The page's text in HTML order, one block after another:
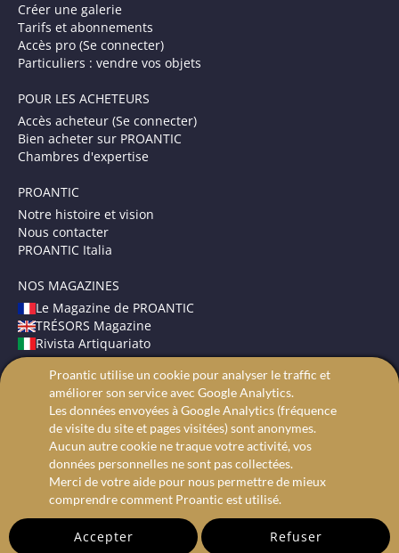
Créer une galerie
Tarifs et abonnements
Accès pro (Se connecter)
Particuliers : vendre vos objets
POUR LES ACHETEURS
Accès acheteur (Se connecter)
Bien acheter sur PROANTIC
Chambres d'expertise
PROANTIC
Notre histoire et vision
Nous contacter
PROANTIC Italia
NOS MAGAZINES
Le Magazine de PROANTIC
TRÉSORS Magazine
Rivista Artiquariato
CONDITIONS GÉNÉRALES
Mentions légales
Protection des données
Recherche avancée
Proantic utilise un cookie pour analyser le traffic et
améliorer son service avec Google Analytics.
Les données envoyées à Google Analytics (fréquence
de visite du site et pages visitées) sont anonymes.
Aucun autre cookie ne traque votre activité, vos
données personnelles ne sont pas collectées.
Merci de votre aide pour nous permettre de mieux
comprendre comment Proantic est utilisé.
Accepter Refuser